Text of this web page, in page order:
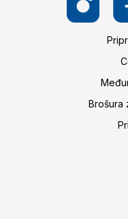
Brošura